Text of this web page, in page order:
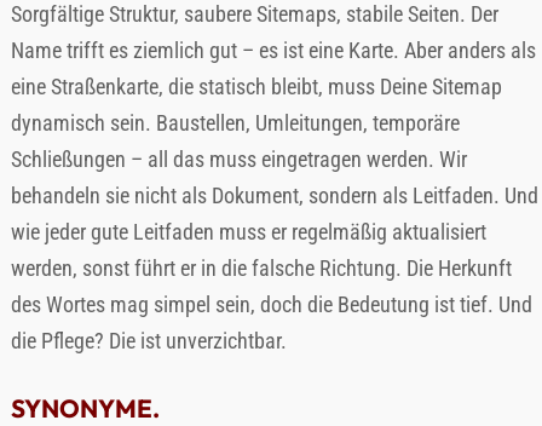
Sorgfältige Struktur, saubere Sitemaps, stabile Seiten. Der
Name trifft es ziemlich gut – es ist eine Karte. Aber anders als
eine Straßenkarte, die statisch bleibt, muss Deine Sitemap
dynamisch sein. Baustellen, Umleitungen, temporäre
Schließungen – all das muss eingetragen werden. Wir
behandeln sie nicht als Dokument, sondern als Leitfaden. Und
wie jeder gute Leitfaden muss er regelmäßig aktualisiert
werden, sonst führt er in die falsche Richtung. Die Herkunft
des Wortes mag simpel sein, doch die Bedeutung ist tief. Und
die Pflege? Die ist unverzichtbar.
SYNONYME.